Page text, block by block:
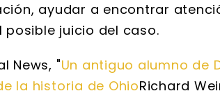
ayudar a encontrar
juicio del caso.
News, "Un antiguo alumno de
la historia de OhioRichard